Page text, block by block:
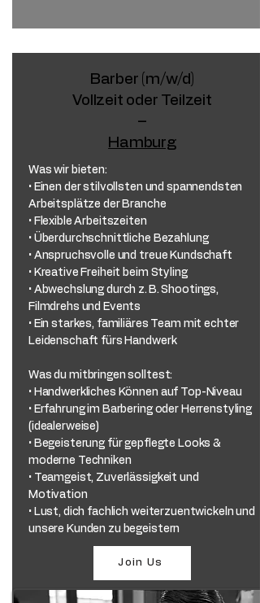
Barber (m/w/d)
Vollzeit oder Teilzeit
–
Hamburg
Was wir bieten:
• Einen der stilvollsten und spannendsten
Arbeitsplätze der Branche
• Flexible Arbeitszeiten
• Überdurchschnittliche Bezahlung
• Anspruchsvolle und treue Kundschaft
• Kreative Freiheit beim Styling
• Abwechslung durch z. B. Shootings,
Filmdrehs und Events
• Ein starkes, familiäres Team mit echter
Leidenschaft fürs Handwerk
Was du mitbringen solltest:
• Handwerkliches Können auf Top-Niveau
• Erfahrung im Barbering oder Herrenstyling
(idealerweise)
• Begeisterung für gepflegte Looks &
moderne Techniken
• Teamgeist, Zuverlässigkeit und
Motivation
• Lust, dich fachlich weiterzuentwickeln und
unsere Kunden zu begeistern
Join Us